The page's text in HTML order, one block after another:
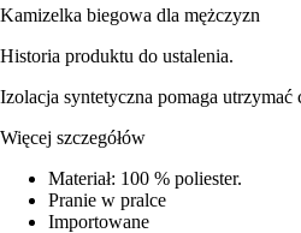
Kamizelka biegowa dla mężczyzn
Historia produktu do ustalenia.
Izolacja syntetyczna pomaga utrzymać
Więcej szczegółów
Materiał: 100 % poliester.
Pranie w pralce
Importowane